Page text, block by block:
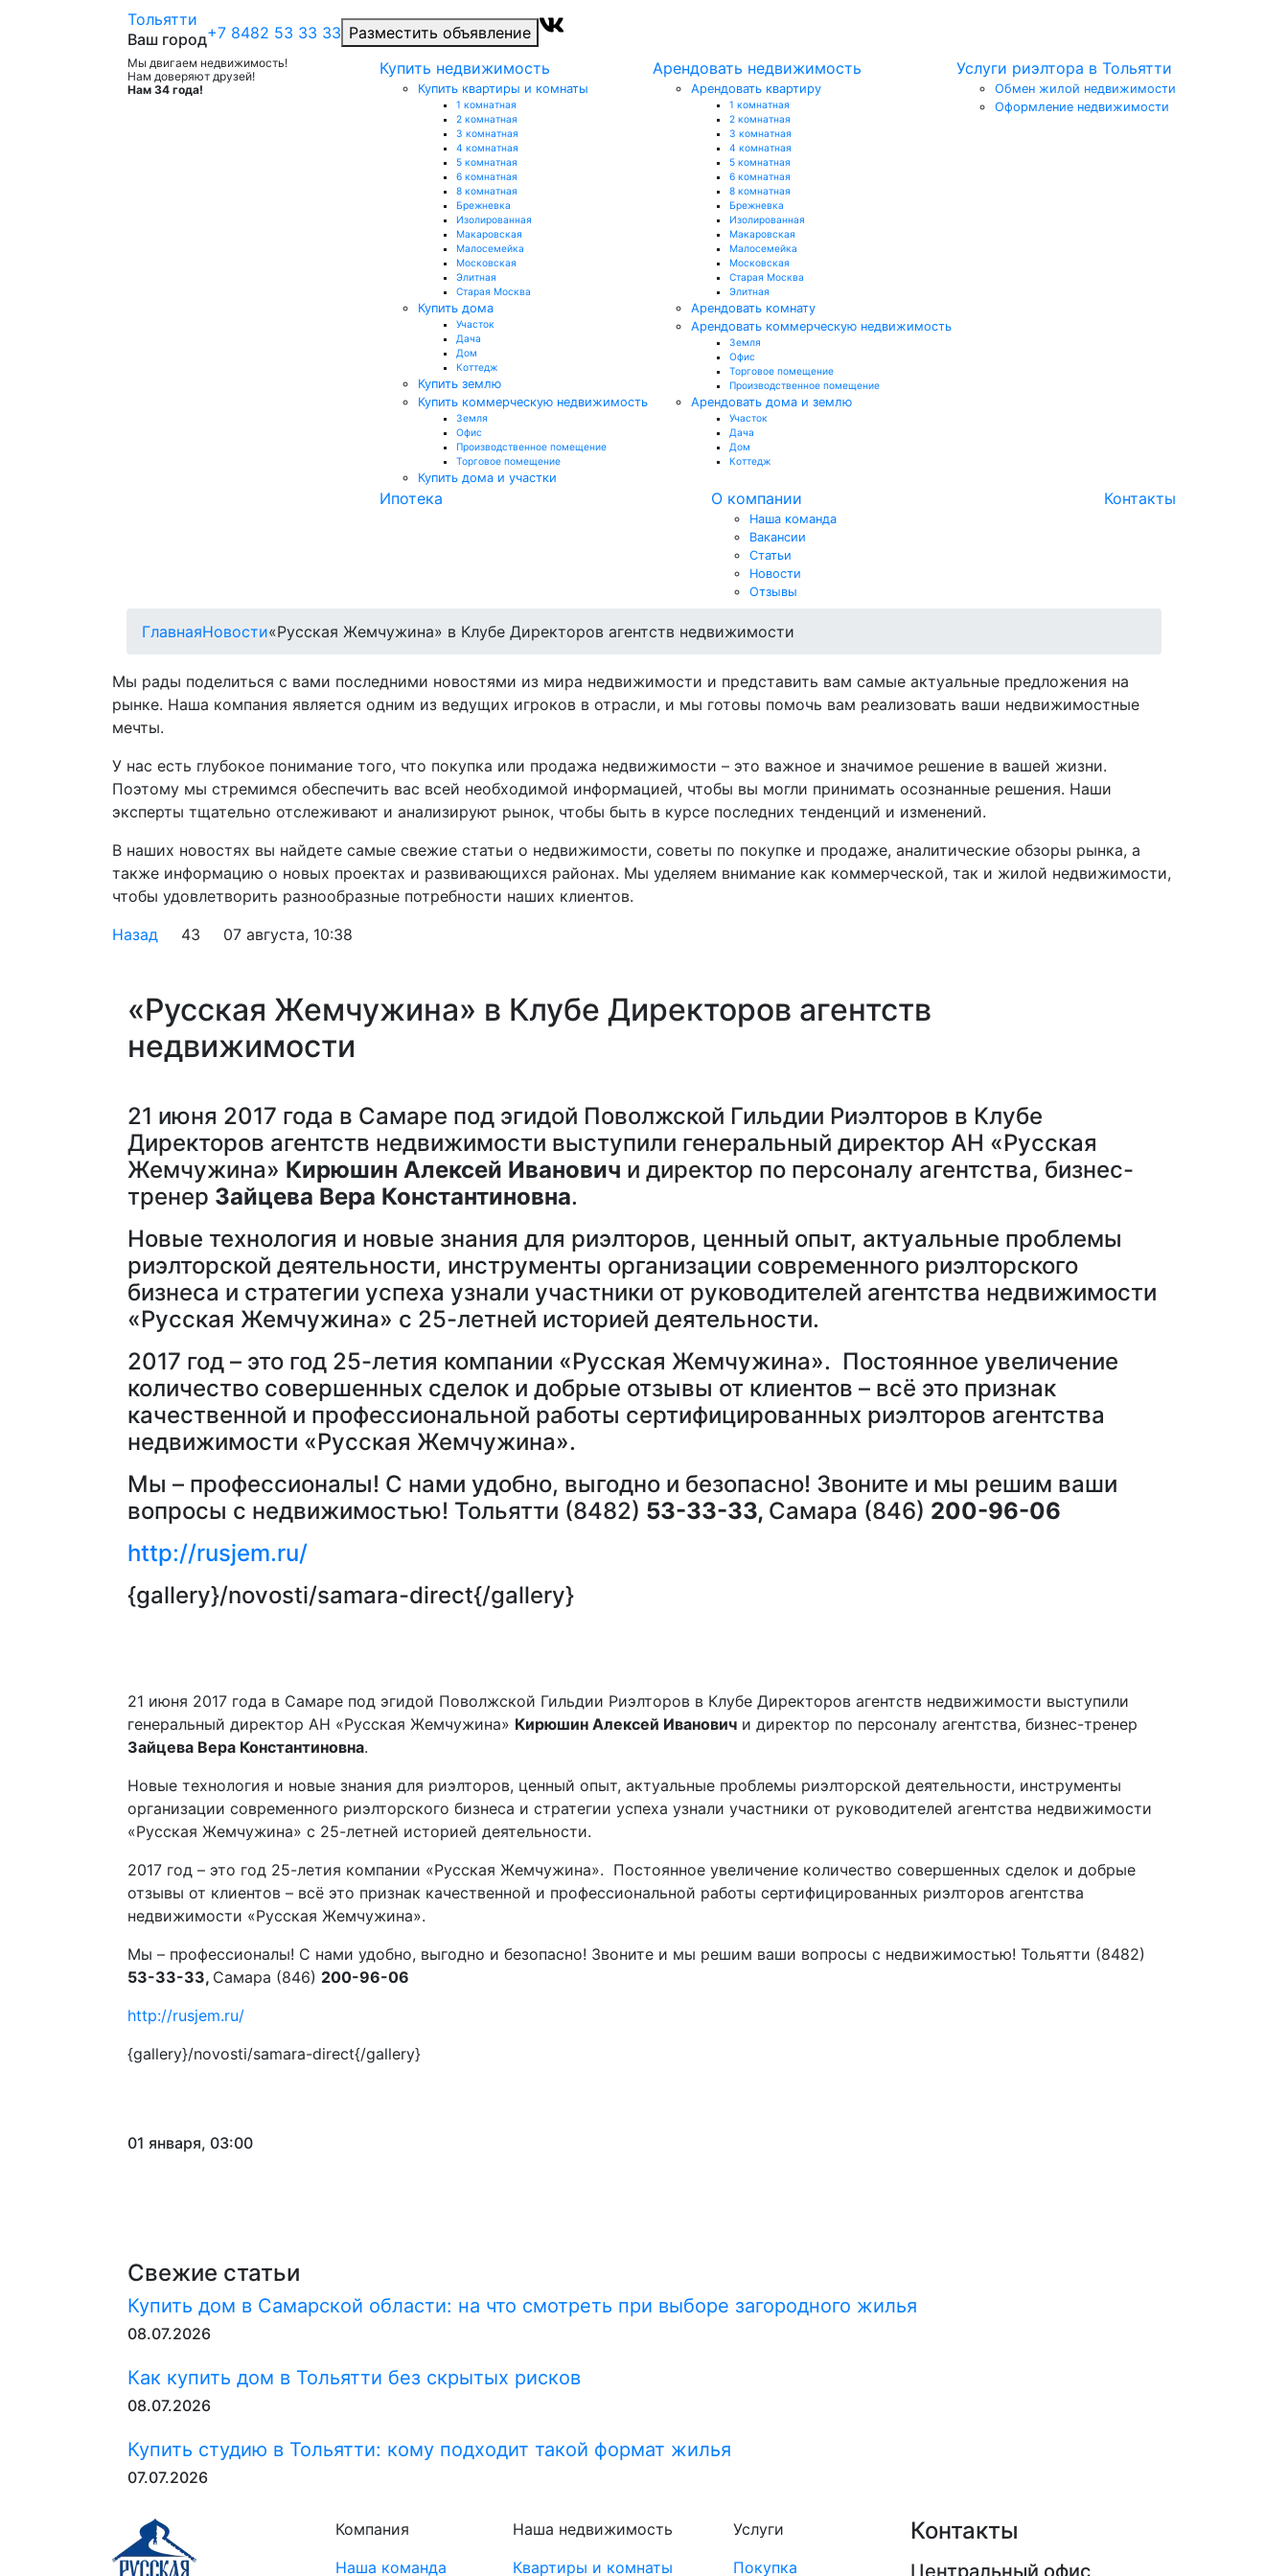
Мы двигаем недвижимость!
Нам доверяют друзей!
Нам 34 года!
Купить недвижимость
Купить квартиры и комнаты
1 комнатная
2 комнатная
3 комнатная
4 комнатная
5 комнатная
6 комнатная
8 комнатная
Брежневка
Изолированная
Макаровская
Малосемейка
Московская
Элитная
Старая Москва
Купить дома
Участок
Дача
Дом
Коттедж
Купить землю
Купить коммерческую недвижимость
Земля
Офис
Производственное помещение
Торговое помещение
Купить дома и участки
Арендовать недвижимость
Арендовать квартиру
1 комнатная
2 комнатная
3 комнатная
4 комнатная
5 комнатная
6 комнатная
8 комнатная
Брежневка
Изолированная
Макаровская
Малосемейка
Московская
Старая Москва
Элитная
Арендовать комнату
Арендовать коммерческую недвижимость
Земля
Офис
Торговое помещение
Производственное помещение
Арендовать дома и землю
Участок
Дача
Дом
Коттедж
Услуги риэлтора в Тольятти
Обмен жилой недвижимости
Оформление недвижимости
Ипотека О компании
Наша команда
Вакансии
Статьи
Новости
Отзывы
Контакты
Тольятти
Ваш город+7 8482 53 33 33 Разместить объявление
ГлавнаяНовости«Русская Жемчужина» в Клубе Директоров агентств недвижимости
Мы рады поделиться с вами последними новостями из мира недвижимости и представить вам самые актуальные предложения на
рынке. Наша компания является одним из ведущих игроков в отрасли, и мы готовы помочь вам реализовать ваши недвижимостные
мечты.
У нас есть глубокое понимание того, что покупка или продажа недвижимости – это важное и значимое решение в вашей жизни.
Поэтому мы стремимся обеспечить вас всей необходимой информацией, чтобы вы могли принимать осознанные решения. Наши
эксперты тщательно отслеживают и анализируют рынок, чтобы быть в курсе последних тенденций и изменений.
В наших новостях вы найдете самые свежие статьи о недвижимости, советы по покупке и продаже, аналитические обзоры рынка, а
также информацию о новых проектах и развивающихся районах. Мы уделяем внимание как коммерческой, так и жилой недвижимости,
чтобы удовлетворить разнообразные потребности наших клиентов.
Назад
43 07 августа, 10:38
«Русская Жемчужина» в Клубе Директоров агентств
недвижимости
21 июня 2017 года в Самаре под эгидой Поволжской Гильдии Риэлторов в Клубе
Директоров агентств недвижимости выступили генеральный директор АН «Русская
Жемчужина» Кирюшин Алексей Иванович и директор по персоналу агентства, бизнес-
тренер Зайцева Вера Константиновна.
Новые технология и новые знания для риэлторов, ценный опыт, актуальные проблемы
риэлторской деятельности, инструменты организации современного риэлторского
бизнеса и стратегии успеха узнали участники от руководителей агентства недвижимости
«Русская Жемчужина» с 25-летней историей деятельности.
2017 год – это год 25-летия компании «Русская Жемчужина». Постоянное увеличение
количество совершенных сделок и добрые отзывы от клиентов – всё это признак
качественной и профессиональной работы сертифицированных риэлторов агентства
недвижимости «Русская Жемчужина».
Мы – профессионалы! С нами удобно, выгодно и безопасно! Звоните и мы решим ваши
вопросы с недвижимостью! Тольятти (8482) 53-33-33, Самара (846) 200-96-06
http://rusjem.ru/
{gallery}/novosti/samara-direct{/gallery}
21 июня 2017 года в Самаре под эгидой Поволжской Гильдии Риэлторов в Клубе Директоров агентств недвижимости выступили
генеральный директор АН «Русская Жемчужина» Кирюшин Алексей Иванович и директор по персоналу агентства, бизнес-тренер
Зайцева Вера Константиновна.
Новые технология и новые знания для риэлторов, ценный опыт, актуальные проблемы риэлторской деятельности, инструменты
организации современного риэлторского бизнеса и стратегии успеха узнали участники от руководителей агентства недвижимости
«Русская Жемчужина» с 25-летней историей деятельности.
2017 год – это год 25-летия компании «Русская Жемчужина». Постоянное увеличение количество совершенных сделок и добрые
отзывы от клиентов – всё это признак качественной и профессиональной работы сертифицированных риэлторов агентства
недвижимости «Русская Жемчужина».
Мы – профессионалы! С нами удобно, выгодно и безопасно! Звоните и мы решим ваши вопросы с недвижимостью! Тольятти (8482)
53-33-33, Самара (846) 200-96-06
http://rusjem.ru/
{gallery}/novosti/samara-direct{/gallery}
01 января, 03:00
Свежие статьи
Купить дом в Самарской области: на что смотреть при выборе загородного жилья
08.07.2026
Как купить дом в Тольятти без скрытых рисков
08.07.2026
Купить студию в Тольятти: кому подходит такой формат жилья
07.07.2026
Компания
Наша команда
Наша недвижимость
Квартиры и комнаты
Услуги
Покупка
Контакты
Центральный офис